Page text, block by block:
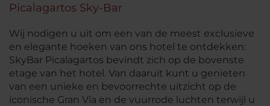
Picalagartos Sky-Bar
Wij nodigen u uit om een van de meest exclusieve
en elegante hoeken van ons hotel te ontdekken:
SkyBar Picalagartos bevindt zich op de bovenste
etage van het hotel. Van daaruit kunt u genieten
van een unieke en bevoorrechte uitzicht op de
iconische Gran Vía en de vuurrode luchten terwijl u